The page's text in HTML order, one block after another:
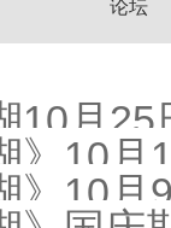
论坛
10月
》10
》10月